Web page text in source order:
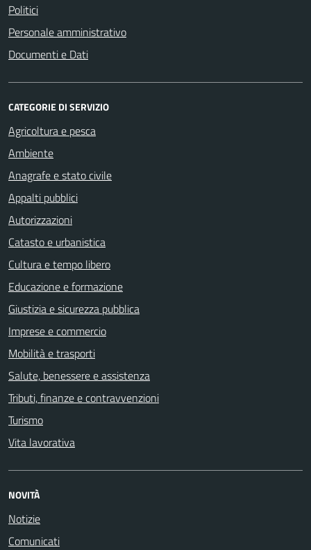
Politici
Personale amministrativo
Documenti e Dati
CATEGORIE DI SERVIZIO
Agricoltura e pesca
Ambiente
Anagrafe e stato civile
Appalti pubblici
Autorizzazioni
Catasto e urbanistica
Cultura e tempo libero
Educazione e formazione
Giustizia e sicurezza pubblica
Imprese e commercio
Mobilità e trasporti
Salute, benessere e assistenza
Tributi, finanze e contravvenzioni
Turismo
Vita lavorativa
NOVITÀ
Notizie
Comunicati